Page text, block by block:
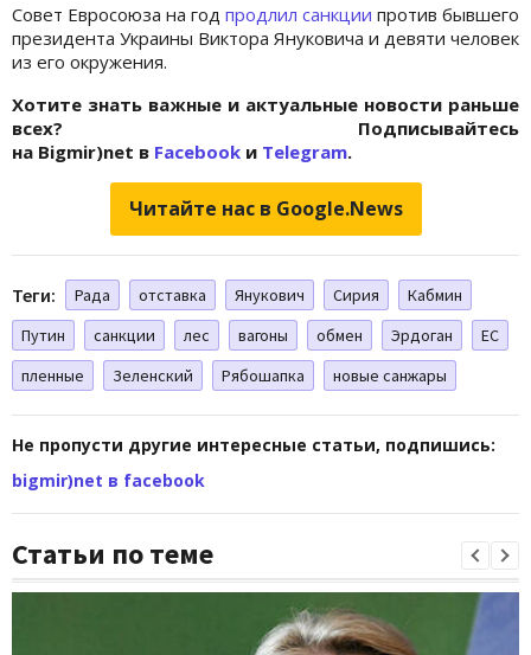
Совет Евросоюза на год продлил санкции против бывшего
президента Украины Виктора Януковича и девяти человек
из его окружения.
Хотите знать важные и актуальные новости раньше
всех? Подписывайтесь
на Bigmir)net в Facebook и Telegram.
Читайте нас в Google.News
Теги: Рада отставка Янукович Сирия
Кабмин
Путин
санкции лес вагоны обмен Эрдоган
ЕС
пленные
Зеленский Рябошапка новые санжары
Не пропусти другие интересные статьи, подпишись:
bigmir)net в facebook
Статьи по теме